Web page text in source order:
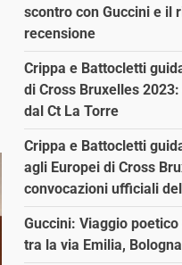
scontro con Guccini e il
recensione
Crippa e Battocletti
di Cross Bruxelles
dal Ct La Torre
Crippa e Battocletti
agli Europei di Cross
convocazioni ufficiali
Guccini: Viaggio
tra la via Emilia,